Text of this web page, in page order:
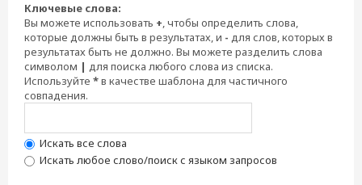
Ключевые слова:
Вы можете использовать +, чтобы определить слова,
которые должны быть в результатах, и - для слов, которых в
результатах быть не должно. Вы можете разделить слова
символом | для поиска любого слова из списка.
Используйте *в качестве шаблона для частичного
совпадения.
Искать все слова
Искать любое слово/поиск с языком запросов